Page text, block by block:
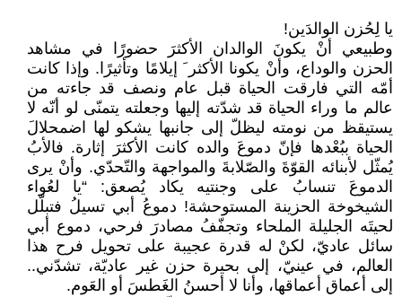
يا لِحُزن الوالدَين!
وطبيعي أنْ يكونَ الوالدان الأكثرَ حضورًا في مشاهد
الحزن والوداع، وأنْ يكونا الأكثر َ إيلامًا وتأثيرًا. وإذا كانت
أمّه التي فارقت الحياة قبل عام ونصف قد جاءته من
عالم ما وراء الحياة قد شدّته إليها وجعلته يتمنّى لو أنّه لا
يستيقظ من نومته ليظلّ إلى جانبها يشكو لها اضمحلالَ
الحياة ببُعْدها فإنّ دموعَ والده كانت الأكثرَ إثارة. فالأبُ
يُمثّل لأبنائه القوّةَ والصّلابةَ والمواجهة والتّحدّي. وأنْ يرى
الدموعَ تنسابُ على وجنتيه يكاد يُصعق: “يا لعُواء
الشيخوخة الحزينة المستوحشة! دموعُ أبي تسيلُ فتبلّل
لحيتَه الجليلة الملحاء وتجفّفُ مصادرَ فرحي، دموع أبي
سائل عاديّ، لكنْ له قدرة عجيبة على تحويل فرح هذا
العالم، في عينيّ، إلى بحيرة حزن غير عاديّة، تشدّني..
إلى أعماق أعماقها، وأنا لا أحسنُ الغَطسَ أو العَوم.